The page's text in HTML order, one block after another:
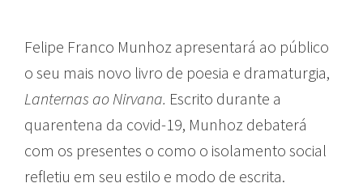
Felipe Franco Munhoz apresentará ao público
o seu mais novo livro de poesia e dramaturgia,
Lanternas ao Nirvana. Escrito durante a
quarentena da covid-19, Munhoz debaterá
com os presentes o como o isolamento social
refletiu em seu estilo e modo de escrita.